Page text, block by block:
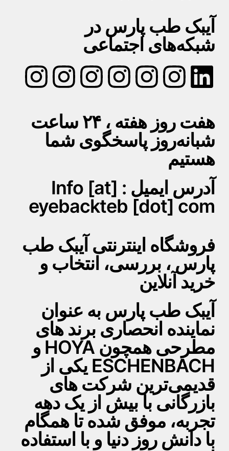
آیبک طب پارس در
شبکه‌های اجتماعی
هفت روز هفته ، ۲۴ ساعت
شبانه‌روز پاسخگوی شما
هستیم
آدرس ایمیل : Info [at]
eyebackteb [dot] com
فروشگاه اینترنتی آیبک طب
پارس ، بررسی، انتخاب و
خرید آنلاین
آیبک طب پارس به عنوان
نماینده انحصاری برند های
مطرحی همچون HOYA و
ESCHENBACH یکی از
قدیمی‌ترین شرکت های
بازرگانی با بیش از یک دهه
تجربه، موفق شده تا همگام
با دانش روز دنیا و با استفاده